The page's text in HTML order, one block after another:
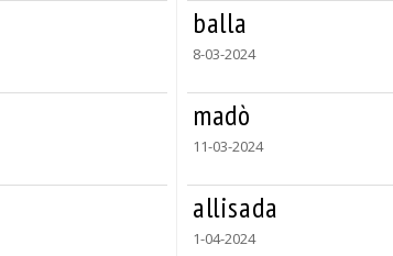
balla
8-03-2024
madò
11-03-2024
allisada
1-04-2024